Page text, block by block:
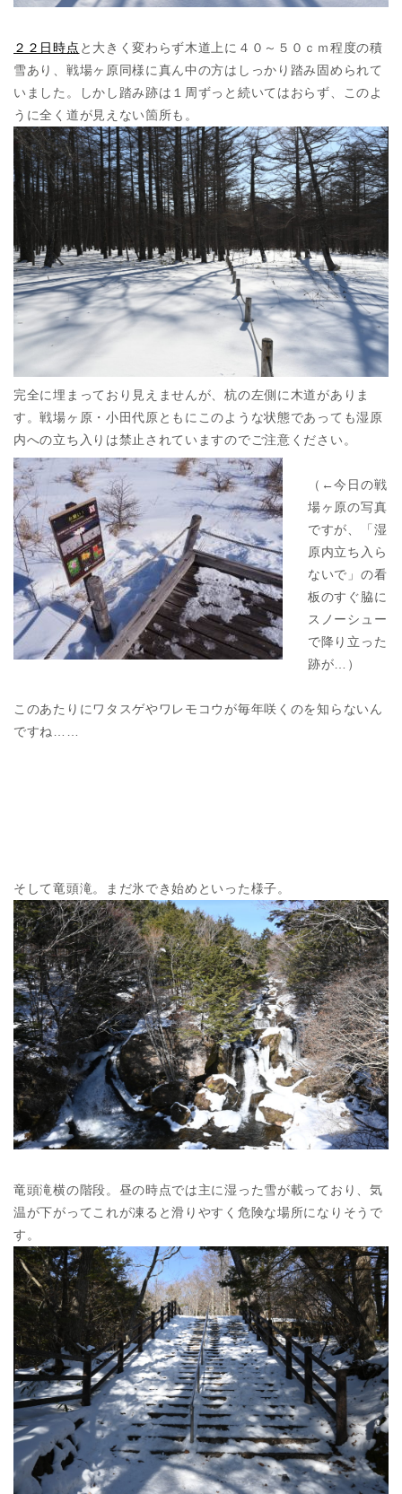
２２日時点 と大きく変わらず木道上に４０～５０ｃｍ程度の積
雪あり、戦場ヶ原同様に真ん中の方はしっかり踏み固められて
いました。しかし踏み跡は１周ずっと続いてはおらず、このよ
うに全く道が見えない箇所も。
完全に埋まっており見えませんが、杭の左側に木道がありま
す。戦場ヶ原・小田代原ともにこのような状態であっても湿原
内への立ち入りは禁止されていますのでご注意ください。
（←今日の戦
場ヶ原の写真
ですが、「湿
原内立ち入ら
ないで」の看
板のすぐ脇に
スノーシュー
で降り立った
跡が…）
このあたりにワタスゲやワレモコウが毎年咲くのを知らないん
ですね……
そして竜頭滝。まだ氷でき始めといった様子。
竜頭滝横の階段。昼の時点では主に湿った雪が載っており、気
温が下がってこれが凍ると滑りやすく危険な場所になりそうで
す。